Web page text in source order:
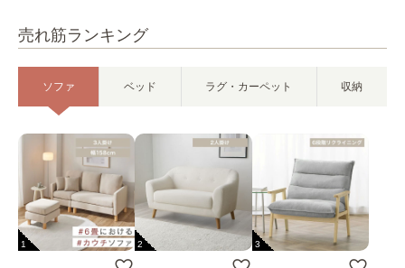
売れ筋ランキング
ソファ ベッド ラグ・カーペット 収納
1 2 3